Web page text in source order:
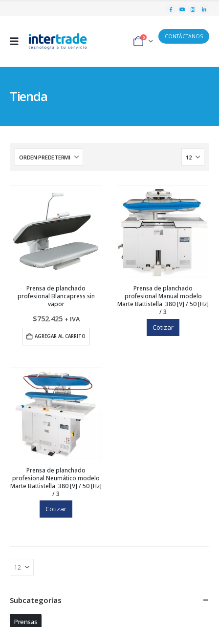
0 CONTÁCTANOS
Tienda
Prensa de planchado
profesional Blancapress sin
vapor
$752.425 + IVA
AGREGAR AL CARRITO
Prensa de planchado
profesional Manual modelo
Marte Battistella 380 [V] / 50 [Hz]
/ 3
Cotizar
Prensa de planchado
profesional Neumático modelo
Marte Battistella 380 [V] / 50 [Hz]
/ 3
Cotizar
Subcategorías
Prensas